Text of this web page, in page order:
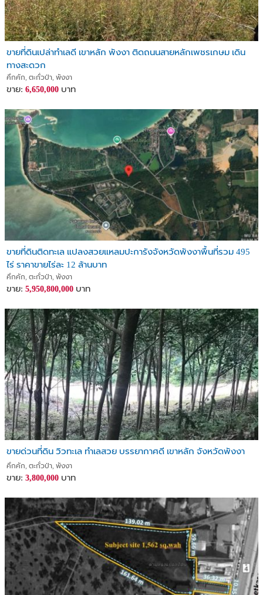
ขายที่ดินเปล่าทำเลดี เขาหลัก พังงา ติดถนนสายหลักเพชรเกษม เดิน
ทางสะดวก
คึกคัก, ตะกั่วป่า, พังงา
ขาย: 6,650,000 บาท
ขายที่ดินติดทะเล แปลงสวยแหลมปะการังจังหวัดพังงาพื้นที่รวม 495
ไร่ ราคาขายไร่ละ 12 ล้านบาท
คึกคัก, ตะกั่วป่า, พังงา
ขาย: 5,950,800,000 บาท
ขายด่วนที่ดิน วิวทะเล ทำเลสวย บรรยากาศดี เขาหลัก จังหวัดพังงา
คึกคัก, ตะกั่วป่า, พังงา
ขาย: 3,800,000 บาท